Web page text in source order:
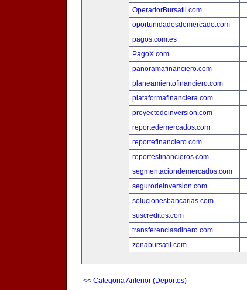
OperadorBursatil.com
oportunidadesdemercado.com
pagos.com.es
PagoX.com
panoramafinanciero.com
planeamientofinanciero.com
plataformafinanciera.com
proyectodeinversion.com
reportedemercados.com
reportefinanciero.com
reportesfinancieros.com
segmentaciondemercados.com
segurodeinversion.com
solucionesbancarias.com
suscreditos.com
transferenciasdinero.com
zonabursatil.com
<< Categoria Anterior (Deportes)